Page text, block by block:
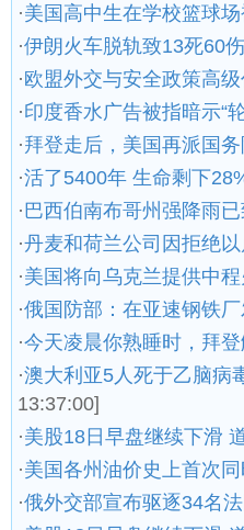
·美国高中生在学校篮球
·伊朗火车脱轨致13死60
·欧盟外交与安全政策高
·印度香水广告被指暗示“
·拜登走后，美国再派国务
·活了5400年 生命剩下
·巴西伯南布哥州强降雨
·丹麦和荷兰公司因拒绝
·美国将向乌克兰提供中
·俄国防部：在亚速钢铁
·今天凌晨你熟睡时，拜登
·澳大利亚5人死于乙脑病
13:37:00]
·美股18日早盘继续下滑
·美国各州油价史上首次
·俄外交部宣布驱逐34名